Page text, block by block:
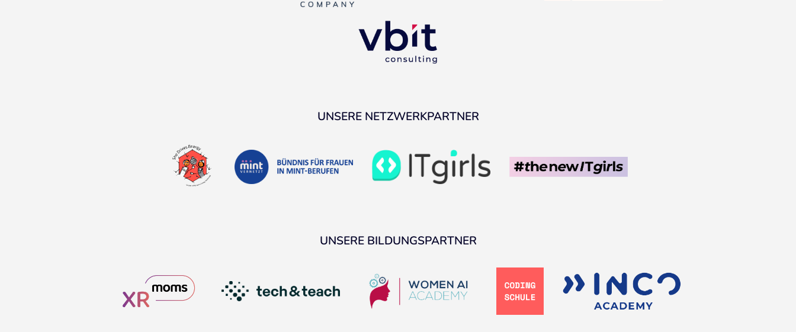
UNSERE NETZWERKPARTNER
UNSERE BILDUNGSPARTNER